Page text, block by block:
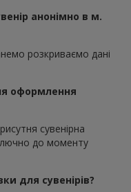
анонімно в м.
розкриваємо дані
оформлення
сувенірна
до моменту
для сувенірів?